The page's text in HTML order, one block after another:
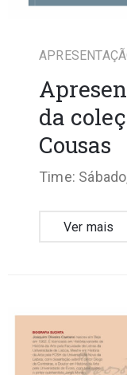
da
Cousas
Time:
Ver mais